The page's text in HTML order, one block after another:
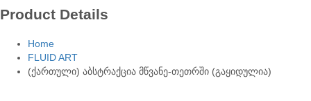
Product Details
Home
FLUID ART
(ქართული) აბსტრაქცია მწვანე-თეთრში (გაყიდულია)